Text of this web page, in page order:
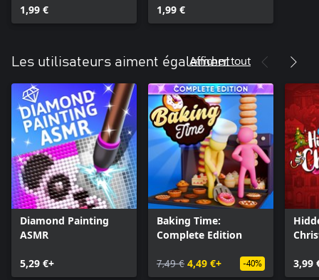
1,99 € 1,99 €
Les utilisateurs aiment également
Afficher tout
Diamond Painting
ASMR
5,29 €+
Baking Time:
Complete Edition
7,49 € 4,49 €+ -40% 3,99